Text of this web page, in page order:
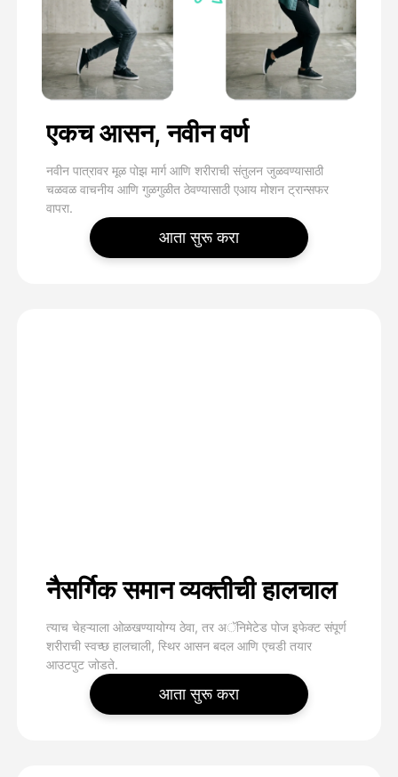
एकच आसन, नवीन वर्ण
नवीन पात्रावर मूळ पोझ मार्ग आणि शरीराची संतुलन जुळवण्यासाठी
चळवळ वाचनीय आणि गुळगुळीत ठेवण्यासाठी एआय मोशन ट्रान्सफर
वापरा.
आता सुरू करा
नैसर्गिक समान व्यक्तीची हालचाल
त्याच चेहऱ्याला ओळखण्यायोग्य ठेवा, तर अॅनिमेटेड पोज इफेक्ट संपूर्ण
शरीराची स्वच्छ हालचाली, स्थिर आसन बदल आणि एचडी तयार
आउटपुट जोडते.
आता सुरू करा